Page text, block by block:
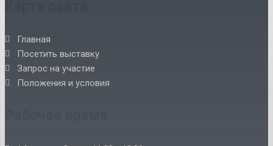
Главная
Посетить выставку
Запрос на участие
Положения и условия